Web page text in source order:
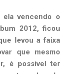
ela vencendo o
2012, ficou
levou a faixa
que mesmo
é possível ter